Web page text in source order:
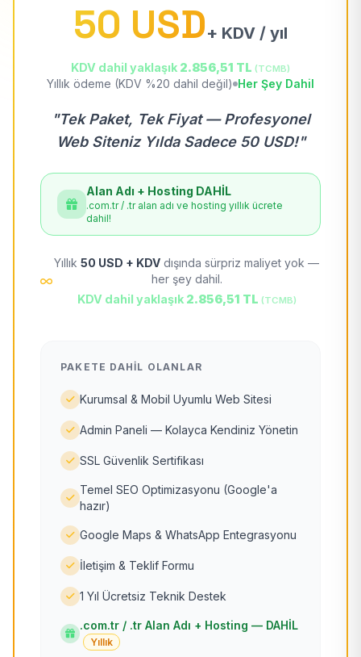
50 USD+ KDV / yıl
KDV dahil yaklaşık 2.856,51 TL (TCMB)
Yıllık ödeme (KDV %20 dahil değil) Her Şey Dahil
"Tek Paket, Tek Fiyat — Profesyonel
Web Siteniz Yılda Sadece 50 USD!"
Alan Adı + Hosting DAHİL
.com.tr / .tr alan adı ve hosting yıllık ücrete
dahil!
Yıllık 50 USD + KDV dışında sürpriz maliyet yok —
her şey dahil.
KDV dahil yaklaşık 2.856,51 TL (TCMB)
PAKETE DAHIL OLANLAR
Kurumsal & Mobil Uyumlu Web Sitesi
Admin Paneli — Kolayca Kendiniz Yönetin
SSL Güvenlik Sertifikası
Temel SEO Optimizasyonu (Google'a
hazır)
Google Maps & WhatsApp Entegrasyonu
İletişim & Teklif Formu
1 Yıl Ücretsiz Teknik Destek
.com.tr / .tr Alan Adı + Hosting — DAHİL
Yıllık